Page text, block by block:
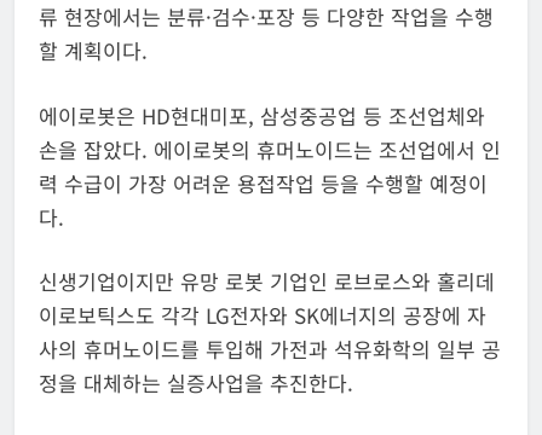
류 현장에서는 분류·검수·포장 등 다양한 작업을 수행
할 계획이다.
에이로봇은 HD현대미포, 삼성중공업 등 조선업체와
손을 잡았다. 에이로봇의 휴머노이드는 조선업에서 인
력 수급이 가장 어려운 용접작업 등을 수행할 예정이
다.
신생기업이지만 유망 로봇 기업인 로브로스와 홀리데
이로보틱스도 각각 LG전자와 SK에너지의 공장에 자
사의 휴머노이드를 투입해 가전과 석유화학의 일부 공
정을 대체하는 실증사업을 추진한다.